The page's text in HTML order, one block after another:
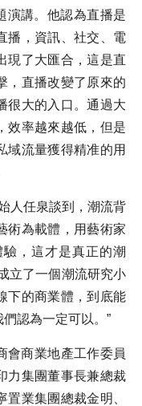
演講。他認為直播是
播，資訊、社交、電
現了大匯合，這是直
，直播改變了原來的
很大的入口。通過大
效率越來越低，但是
域流量獲得精准的用
人任泉談到，潮流背
術為載體，用藝術家
，這才是真正的潮
立了一個潮流研究小
下的商業體，到底能
認為一定可以。”
會商業地產工作委員
力集團董事長兼總裁
業集團總裁金明、